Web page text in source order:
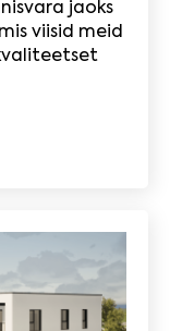
jaoks
viisid meid